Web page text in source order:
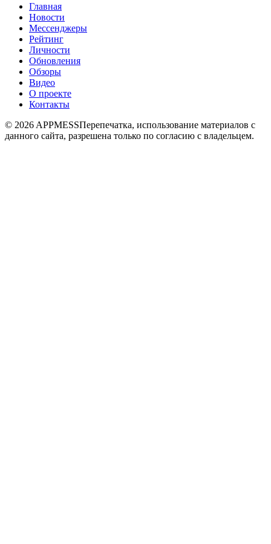
Главная
Новости
Мессенджеры
Рейтинг
Личности
Обновления
Обзоры
Видео
О проекте
Контакты
© 2026 APPMESSПерепечатка, использование материалов с
данного сайта, разрешена только по согласию с владельцем.